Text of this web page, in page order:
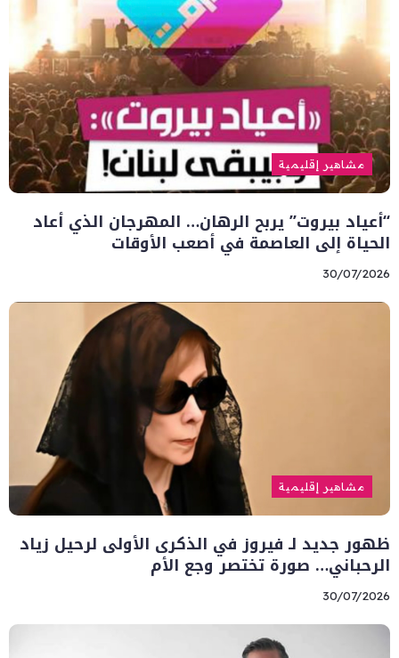
مشاهير إقليمية
“أعياد بيروت” يربح الرهان… المهرجان الذي أعاد
الحياة إلى العاصمة في أصعب الأوقات
30/07/2026
مشاهير إقليمية
ظهور جديد لـ فيروز في الذكرى الأولى لرحيل زياد
الرحباني… صورة تختصر وجع الأم
30/07/2026